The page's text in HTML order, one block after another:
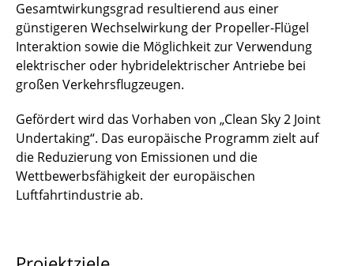
Sci-Fi-Turbo
SRS-T2C
StröSimH2
VALERIE
WindaB
↩ Zurück zur Startseite
Gesamtwirkungsgrad resultierend aus einer
günstigeren Wechselwirkung der Propeller-Flügel
Interaktion sowie die Möglichkeit zur Verwendung
elektrischer oder hybridelektrischer Antriebe bei
großen Verkehrsflugzeugen.
Gefördert wird das Vorhaben von „Clean Sky 2 Joint
Undertaking“. Das europäische Programm zielt auf
die Reduzierung von Emissionen und die
Wettbewerbsfähigkeit der europäischen
Luftfahrtindustrie ab.